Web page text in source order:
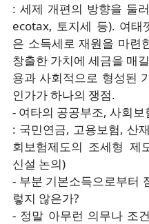
: 세제 개편의 방향을 둘
ecotax, 토지세 등). 여태
은 소득세로 재원을 마련
창출한 가치에 세금을 매
용과 사회적으로 형성된
인가가 하나의 쟁점.
- 여타의 공공부조, 사회
: 국민연금, 고용보험, 산
회보험제도의 조세형 제
신설 논의)
- 부분 기본소득으로부터
렇지 않은가?
- 정말 아무런 의무나 조